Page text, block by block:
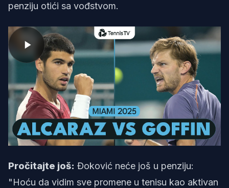
penziju otići sa vođstvom.
Pročitajte još: Đoković neće još u penziju:
"Hoću da vidim sve promene u tenisu kao aktivan